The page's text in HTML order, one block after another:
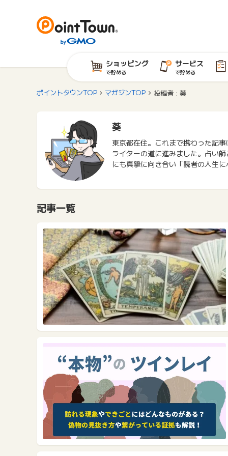
ショッピング
で貯める
サービス
で貯める
ポイントタウンTOP マガジンTOP 投稿者 : 葵
葵
東京都在住。これまで携わった記
ライターの道に進みました。占い
にも真摯に向き合い「読者の人生
記事一覧